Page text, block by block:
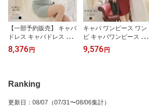
【一部予約販売】 キャバ
ドレス キャバドレス ミ
ニドレス ミニ キャバク
ラドレス パーティードレ
メ入りでゴージャス感 メ
ッシュスリーブでセクシ
パステルカラー ギャザー
8,376 円
キャバ ワンピース ワン
ピ キャバワンピース レ
ディース パーティードレ
ス 袖付き 韓国風 膝丈 ミ
きれいめ フレアーワンピ
9,576 円
Ranking
更新日 ： 08/07 （07/31〜08/06集計）